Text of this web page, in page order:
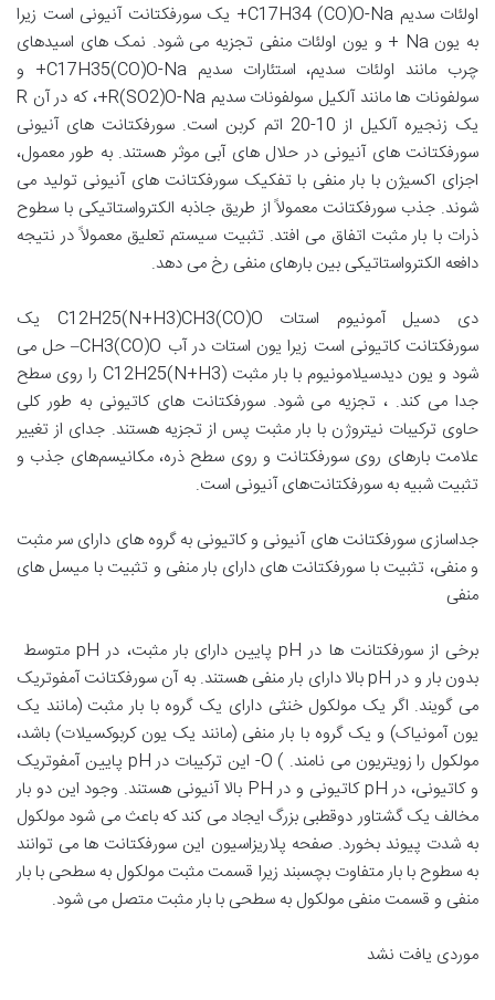
اولئات سدیم C17H34 (CO)O-Na+ یک سورفکتانت آنیونی است زیرا
به یون Na + و یون اولئات منفی تجزیه می شود. نمک های اسیدهای
چرب مانند اولئات سدیم، استئارات سدیم C17H35(CO)O-Na+ و
سولفونات ها مانند آلکیل سولفونات سدیم R(SO2)O-Na+، که در آن R
یک زنجیره آلکیل از 10-20 اتم کربن است. سورفکتانت های آنیونی
سورفکتانت های آنیونی در حلال های آبی موثر هستند. به طور معمول،
اجزای اکسیژن با بار منفی با تفکیک سورفکتانت های آنیونی تولید می
شوند. جذب سورفکتانت معمولاً از طریق جاذبه الکترواستاتیکی با سطوح
ذرات با بار مثبت اتفاق می افتد. تثبیت سیستم تعلیق معمولاً در نتیجه
دافعه الکترواستاتیکی بین بارهای منفی رخ می دهد.
دی دسیل آمونیوم استات C12H25(N+H3)CH3(CO)O یک
سورفکتانت کاتیونی است زیرا یون استات در آب CH3(CO)O– حل می
شود و یون دیدسیلامونیوم با بار مثبت C12H25(N+H3) را روی سطح
جدا می کند. ، تجزیه می شود. سورفکتانت های کاتیونی به طور کلی
حاوی ترکیبات نیتروژن با بار مثبت پس از تجزیه هستند. جدای از تغییر
علامت بارهای روی سورفکتانت و روی سطح ذره، مکانیسم‌های جذب و
تثبیت شبیه به سورفکتانت‌های آنیونی است.
جداسازی سورفکتانت های آنیونی و کاتیونی به گروه های دارای سر مثبت
و منفی، تثبیت با سورفکتانت های دارای بار منفی و تثبیت با میسل های
منفی
برخی از سورفکتانت ها در pH پایین دارای بار مثبت، در pH متوسط ​​
بدون بار و در pH بالا دارای بار منفی هستند. به آن سورفکتانت آمفوتریک
می گویند. اگر یک مولکول خنثی دارای یک گروه با بار مثبت (مانند یک
یون آمونیاک) و یک گروه با بار منفی (مانند یک یون کربوکسیلات) باشد،
مولکول را زویتریون می نامند. ) O- این ترکیبات در pH پایین آمفوتریک
و کاتیونی، در pH کاتیونی و در PH بالا آنیونی هستند. وجود این دو بار
مخالف یک گشتاور دوقطبی بزرگ ایجاد می کند که باعث می شود مولکول
به شدت پیوند بخورد. صفحه پلاریزاسیون این سورفکتانت ها می توانند
به سطوح با بار متفاوت بچسبند زیرا قسمت مثبت مولکول به سطحی با بار
منفی و قسمت منفی مولکول به سطحی با بار مثبت متصل می شود.
موردی یافت نشد